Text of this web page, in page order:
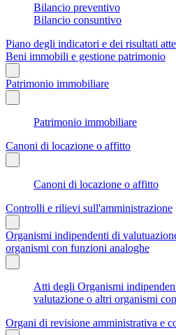
Bilancio preventivo
Bilancio consuntivo
Piano degli indicatori e dei risultati
Beni immobili e gestione patrimonio
Patrimonio immobiliare
Patrimonio immobiliare
Canoni di locazione o affitto
Canoni di locazione o affitto
Controlli e rilievi sull'amministrazione
Organismi indipendenti di
organismi con funzioni analoghe
Atti degli Organismi
valutazione o altri organismi
Organi di revisione amministrativa e